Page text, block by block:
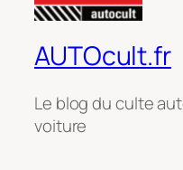
AUTOcult.fr
Le blog du culte
voiture